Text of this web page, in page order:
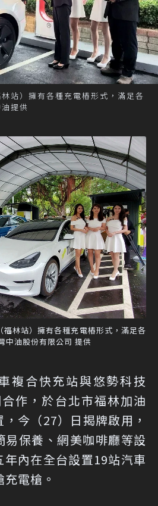
站）擁有各種充電樁形式，滿足各
提供
福林站）擁有各種充電樁形式，滿足各
中油股份有限公司 提供
複合快充站與悠勢科技
作，於台北市福林加油
今（27）日揭牌啟用，
保養、網美咖啡廳等設
內在全台設置19站汽車
電槍。